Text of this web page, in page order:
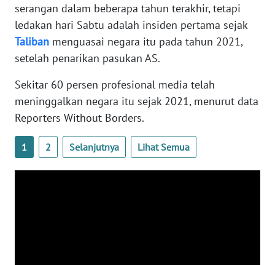
serangan dalam beberapa tahun terakhir, tetapi
ledakan hari Sabtu adalah insiden pertama sejak
Taliban menguasai negara itu pada tahun 2021,
setelah penarikan pasukan AS.
Sekitar 60 persen profesional media telah
meninggalkan negara itu sejak 2021, menurut data
Reporters Without Borders.
1 2 Selanjutnya Lihat Semua
WN
NTT
WN
WN
PAPUA
PAPUA